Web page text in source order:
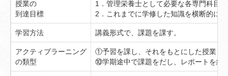
授業の
到達目標
1．管理栄養士として必要な各専門科目
2．これまでに学修した知識を横断的に
学習方法 講義形式で、課題を課す。
アクティブラーニング
の類型
①予習を課し、それをもとにした授業
⑩学期途中で課題をだし、レポートを纏